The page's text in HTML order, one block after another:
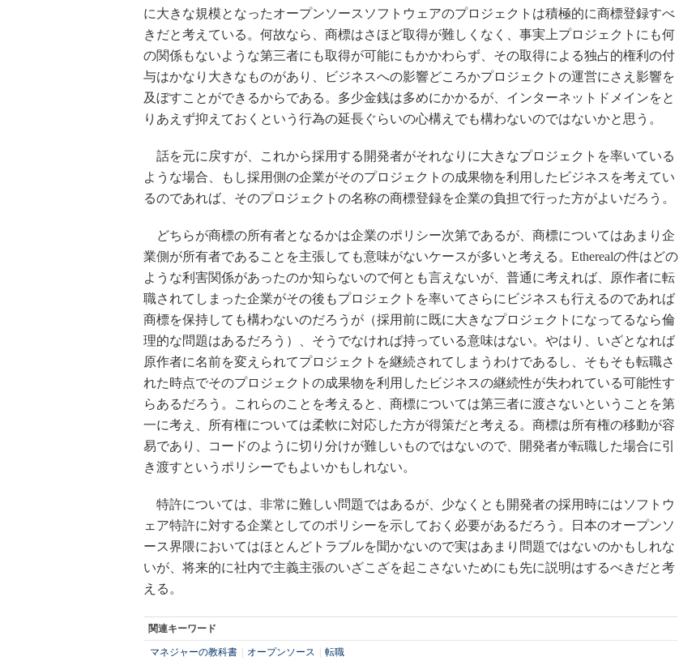
に大きな規模となったオープンソースソフトウェアのプロジェクトは積極的に商標登録すべ
きだと考えている。何故なら、商標はさほど取得が難しくなく、事実上プロジェクトにも何
の関係もないような第三者にも取得が可能にもかかわらず、その取得による独占的権利の付
与はかなり大きなものがあり、ビジネスへの影響どころかプロジェクトの運営にさえ影響を
及ぼすことができるからである。多少金銭は多めにかかるが、インターネットドメインをと
りあえず抑えておくという行為の延長ぐらいの心構えでも構わないのではないかと思う。
話を元に戻すが、これから採用する開発者がそれなりに大きなプロジェクトを率いている
ような場合、もし採用側の企業がそのプロジェクトの成果物を利用したビジネスを考えてい
るのであれば、そのプロジェクトの名称の商標登録を企業の負担で行った方がよいだろう。
どちらが商標の所有者となるかは企業のポリシー次第であるが、商標についてはあまり企
業側が所有者であることを主張しても意味がないケースが多いと考える。Etherealの件はどの
ような利害関係があったのか知らないので何とも言えないが、普通に考えれば、原作者に転
職されてしまった企業がその後もプロジェクトを率いてさらにビジネスも行えるのであれば
商標を保持しても構わないのだろうが（採用前に既に大きなプロジェクトになってるなら倫
理的な問題はあるだろう）、そうでなければ持っている意味はない。やはり、いざとなれば
原作者に名前を変えられてプロジェクトを継続されてしまうわけであるし、そもそも転職さ
れた時点でそのプロジェクトの成果物を利用したビジネスの継続性が失われている可能性す
らあるだろう。これらのことを考えると、商標については第三者に渡さないということを第
一に考え、所有権については柔軟に対応した方が得策だと考える。商標は所有権の移動が容
易であり、コードのように切り分けが難しいものではないので、開発者が転職した場合に引
き渡すというポリシーでもよいかもしれない。
特許については、非常に難しい問題ではあるが、少なくとも開発者の採用時にはソフトウ
ェア特許に対する企業としてのポリシーを示しておく必要があるだろう。日本のオープンソ
ース界隈においてはほとんどトラブルを聞かないので実はあまり問題ではないのかもしれな
いが、将来的に社内で主義主張のいざこざを起こさないためにも先に説明はするべきだと考
える。
関連キーワード
マネジャーの教科書 オープンソース 転職